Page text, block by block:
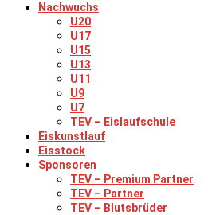
Nachwuchs
U20
U17
U15
U13
U11
U9
U7
TEV – Eislaufschule
Eiskunstlauf
Eisstock
Sponsoren
TEV – Premium Partner
TEV – Partner
TEV – Blutsbrüder